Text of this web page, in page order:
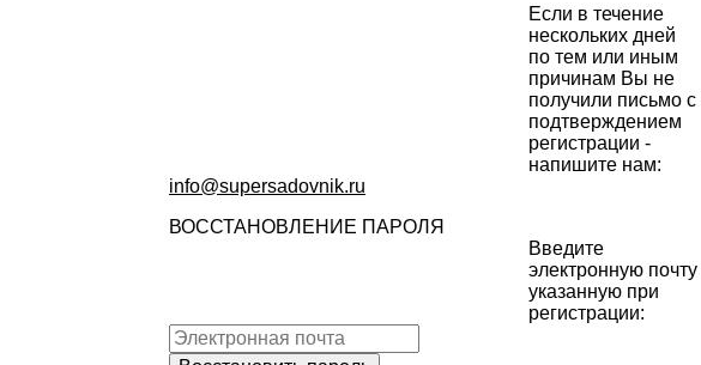
Если в течение
нескольких дней
по тем или иным
причинам Вы не
получили письмо с
подтверждением
регистрации -
напишите нам:
info@supersadovnik.ru
ВОССТАНОВЛЕНИЕ ПАРОЛЯ
Введите
электронную почту
указанную при
регистрации: